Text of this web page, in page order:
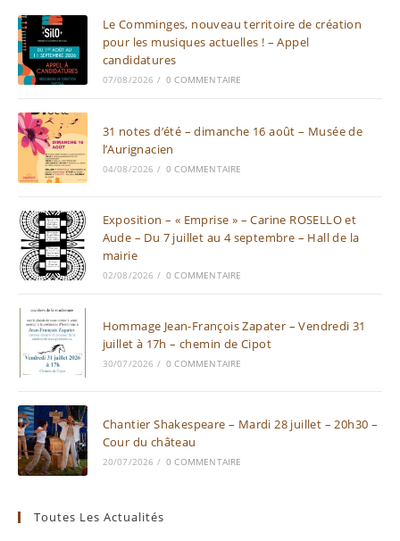
Le Comminges, nouveau territoire de création
pour les musiques actuelles ! – Appel
candidatures
07/08/2026 / 0 COMMENTAIRE
31 notes d’été – dimanche 16 août – Musée de
l’Aurignacien
04/08/2026 / 0 COMMENTAIRE
Exposition – « Emprise » – Carine ROSELLO et
Aude – Du 7 juillet au 4 septembre – Hall de la
mairie
02/08/2026 / 0 COMMENTAIRE
Hommage Jean-François Zapater – Vendredi 31
juillet à 17h – chemin de Cipot
30/07/2026 / 0 COMMENTAIRE
Chantier Shakespeare – Mardi 28 juillet – 20h30 –
Cour du château
20/07/2026 / 0 COMMENTAIRE
Toutes Les Actualités